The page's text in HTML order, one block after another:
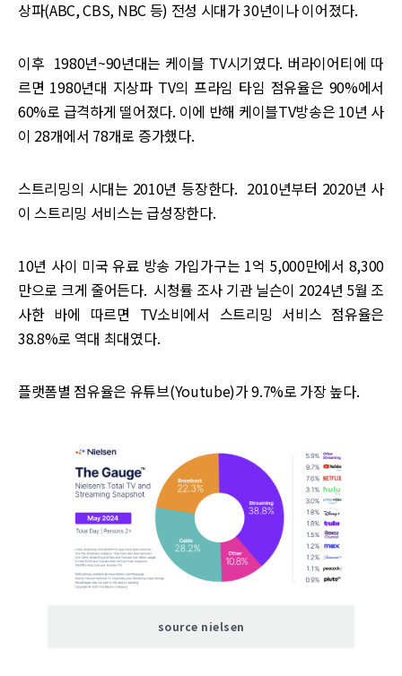
상파(ABC, CBS, NBC 등) 전성 시대가 30년이나 이어졌다.
이후 1980년~90년대는 케이블 TV시기였다. 버라이어티에 따
르면 1980년대 지상파 TV의 프라임 타임 점유율은 90%에서
60%로 급격하게 떨어졌다. 이에 반해 케이블TV방송은 10년 사
이 28개에서 78개로 증가했다. ‌‌
스트리밍의 시대는 2010년 등장한다. 2010년부터 2020년 사
이 스트리밍 서비스는 급성장한다.
10년 사이 미국 유료 방송 가입가구는 1억 5,000만에서 8,300
만으로 크게 줄어든다. 시청률 조사 기관 닐슨이 2024년 5월 조
사한 바에 따르면 TV소비에서 스트리밍 서비스 점유율은
38.8%로 역대 최대였다.
플랫폼별 점유율은 유튜브(Youtube)가 9.7%로 가장 높다.
source nielsen